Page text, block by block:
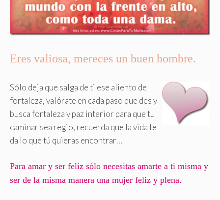
Eres valiosa, mereces un buen hombre.
Sólo deja que salga de ti ese aliento de
fortaleza, valórate en cada paso que des y
busca fortaleza y paz interior para que tu
caminar sea regio, recuerda que la vida te
da lo que tú quieras encontrar…
Para amar y ser feliz sólo necesitas amarte a ti misma y
ser de la misma manera una mujer feliz y plena.